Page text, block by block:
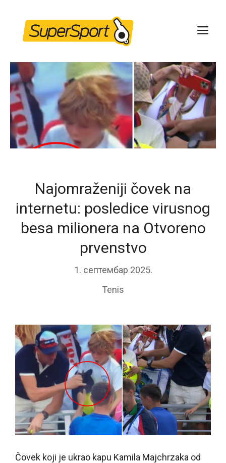
content
Najomraženiji čovek na
internetu: posledice virusnog
besa milionera na Otvoreno
prvenstvo
1. септембар 2025.
Tenis
Čovek koji je ukrao kapu Kamila Majchrzaka od